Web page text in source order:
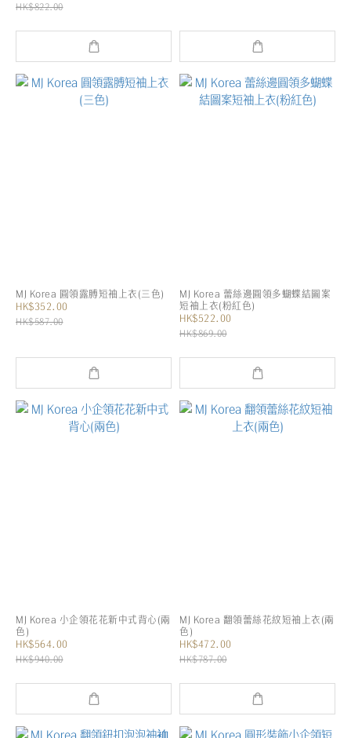
HK$822.00
MJ Korea 圓領露膊短袖上衣(三色)
HK$352.00
HK$587.00
MJ Korea 蕾絲邊圓領多蝴蝶結圖案
短袖上衣(粉紅色)
HK$522.00
HK$869.00
MJ Korea 小企領花花新中式背心(兩
色)
HK$564.00
HK$940.00
MJ Korea 翻領蕾絲花紋短袖上衣(兩
色)
HK$472.00
HK$787.00